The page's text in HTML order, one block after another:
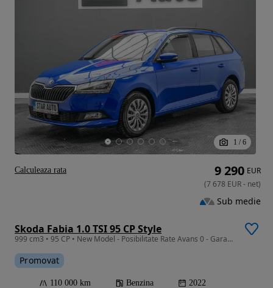
1 / 6
Skoda Fabia 1.0 TSI 95 CP Style
999 cm3 • 95 CP • New Model - Posibilitate Rate Avans 0 - Garantie 12 Luni - IMPECABILA
Promovat
110 000 km Benzina 2022
9 290 EUR
(7 678 EUR- net)
Sub medie
Calculeaza rata